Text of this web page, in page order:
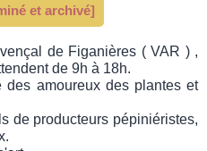
et archivé]
de Figanières ( VAR ) ,
de 9h à 18h.
des amoureux des plantes et
de producteurs pépiniéristes,